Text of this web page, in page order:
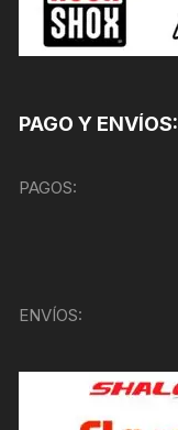
PAGO Y ENVÍOS:
PAGOS:
ENVÍOS: